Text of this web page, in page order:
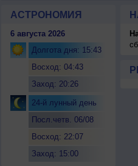
АСТРОНОМИЯ
6 августа 2026
Долгота дня: 15:43
Восход: 04:43
Заход: 20:26
24-й лунный день
Посл.четв. 06/08
Восход: 22:07
Заход: 15:00